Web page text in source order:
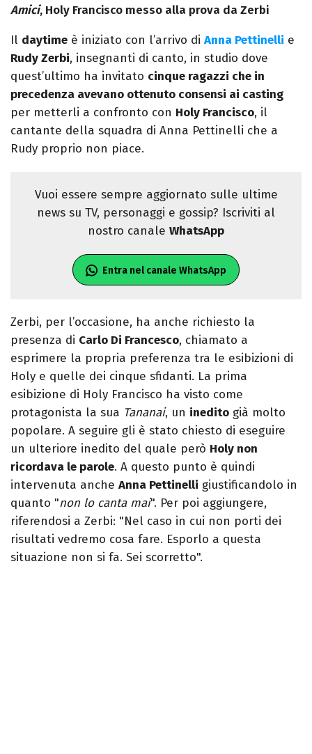
Amici, Holy Francisco messo alla prova da Zerbi
Il daytime è iniziato con l’arrivo di Anna Pettinelli e
Rudy Zerbi, insegnanti di canto, in studio dove
quest’ultimo ha invitato cinque ragazzi che in
precedenza avevano ottenuto consensi ai casting
per metterli a confronto con Holy Francisco, il
cantante della squadra di Anna Pettinelli che a
Rudy proprio non piace.
Vuoi essere sempre aggiornato sulle ultime
news su TV, personaggi e gossip? Iscriviti al
nostro canale WhatsApp
Entra nel canale WhatsApp
Zerbi, per l’occasione, ha anche richiesto la
presenza di Carlo Di Francesco, chiamato a
esprimere la propria preferenza tra le esibizioni di
Holy e quelle dei cinque sfidanti. La prima
esibizione di Holy Francisco ha visto come
protagonista la sua Tananai, un inedito già molto
popolare. A seguire gli è stato chiesto di eseguire
un ulteriore inedito del quale però Holy non
ricordava le parole. A questo punto è quindi
intervenuta anche Anna Pettinelli giustificandolo in
quanto "non lo canta mai". Per poi aggiungere,
riferendosi a Zerbi: "Nel caso in cui non porti dei
risultati vedremo cosa fare. Esporlo a questa
situazione non si fa. Sei scorretto".